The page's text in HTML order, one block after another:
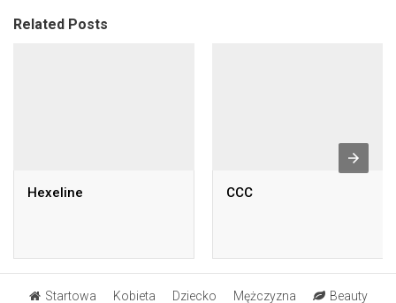
Related Posts
Hexeline CCC
Startowa Kobieta Dziecko Mężczyzna Beauty